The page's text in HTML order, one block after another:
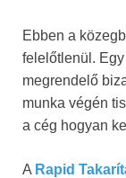
Ebben a
felelőtlenül.
megrendelő
munka végén
a cég hogyan
A Rapid